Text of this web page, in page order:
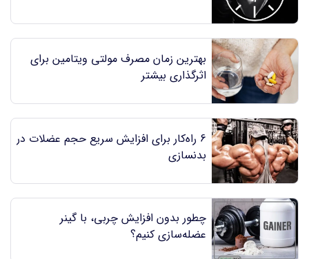
بهترین زمان مصرف مولتی ویتامین برای
اثرگذاری بیشتر
6 راه‌کار برای افزایش سریع حجم عضلات در
بدنسازی
چطور بدون افزایش چربی، با گینر
عضله‌سازی کنیم؟